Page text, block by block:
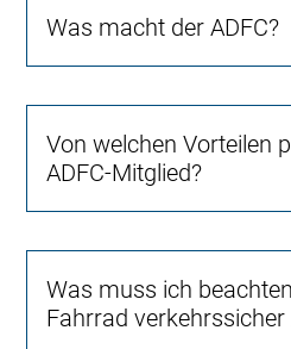
Was macht der ADFC?
Von welchen Vorteilen
ADFC-Mitglied?
Was muss ich
Fahrrad